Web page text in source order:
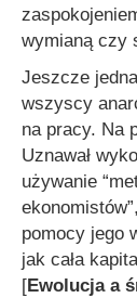
wymianą czy
Jeszcze
wszyscy
na pracy. Na
Uznawał
używanie
ekonomistów”
pomocy jego
jak cała
[Ewolucja a